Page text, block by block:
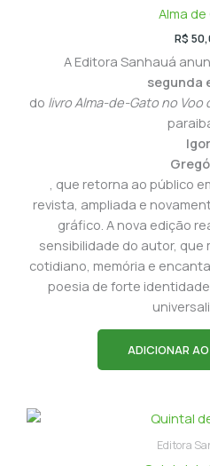
Alma de
R$
A Editora Sanhauá
segunda
do livro Alma-de-Gato no Voo
Igor
, que retorna ao público
revista, ampliada e
gráfico. A nova edição
sensibilidade do autor, que
cotidiano, memória e
poesia de forte
ADICIONAR
Editora